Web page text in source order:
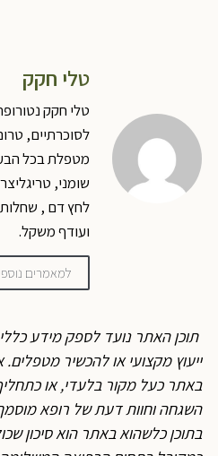
טלי חקק
לסוכרתיים,
מטפלת בכל
שומני,
לחץ דם , שחלות
ועודף משקל.
למאמרים
תוכן האתר נועד לספק מידע כללי
ייעוץ מקצועי או להכשיר מטפלים.
באתר כעל מקור בלעדי, או כתחליף
השגחה וחוות דעת של רופא מוסמך.
בתוכן כלשהוא באתר הוא סיכון